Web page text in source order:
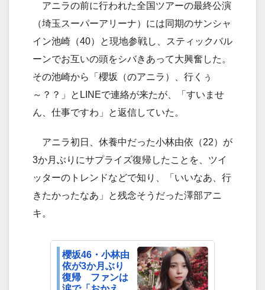
アニラの前に行われた全国ツアーの最終公演
（埼玉スーパーアリーナ）には同期のサンシャ
イン池崎（40）と現地参戦し、スティックバル
ーンでお互いの頭をシバきあって大興奮した。
その池崎から「櫻坂（のアニラ）、行くぅ
～？？」とLINEで連絡が来たが、「すいませ
ん、仕事ですわ」と返信していた。
アニラ初日、休養中だった小林由依（22）が
3か月ぶりにサプライズ復帰したことを、ツイ
ッターのトレンドなどで知り、「いいなあ、行
きたかったなあ」と残念そうだった澤部アニ
キ。
櫻坂46・小林由
依が3か月ぶり
復帰 ファンは